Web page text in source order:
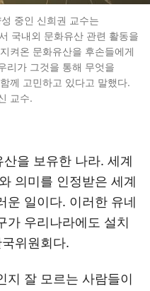
중인 신희권 교수는
국내외 문화유산 관련 활동을
켜온 문화유산을 후손들에게
리가 그것을 통해 무엇을
께 고민하고 있다고 말했다.
교수.
을 보유한 나라. 세계
의미를 인정받은 세계
운 일이다. 이러한 유네
가 우리나라에도 설치
위원회다.
지 잘 모르는 사람들이